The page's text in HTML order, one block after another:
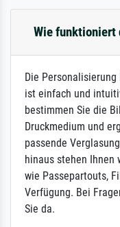
Wie funktioniert
Die
ist einfach und
bestimmen Sie die
Druckmedium und
passende
hinaus stehen Ihnen
wie Passepartouts,
Verfügung. Bei
Sie da.